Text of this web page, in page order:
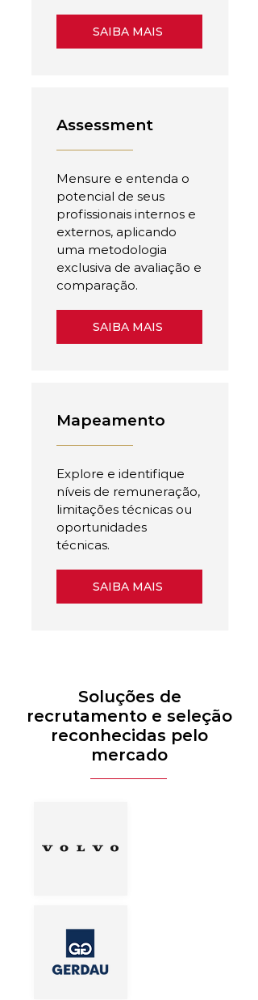
SAIBA MAIS
Assessment
Mensure e entenda o
potencial de seus
profissionais internos e
externos, aplicando
uma metodologia
exclusiva de avaliação e
comparação.
SAIBA MAIS
Mapeamento
Explore e identifique
níveis de remuneração,
limitações técnicas ou
oportunidades
técnicas.
SAIBA MAIS
Soluções de
recrutamento e seleção
reconhecidas pelo
mercado